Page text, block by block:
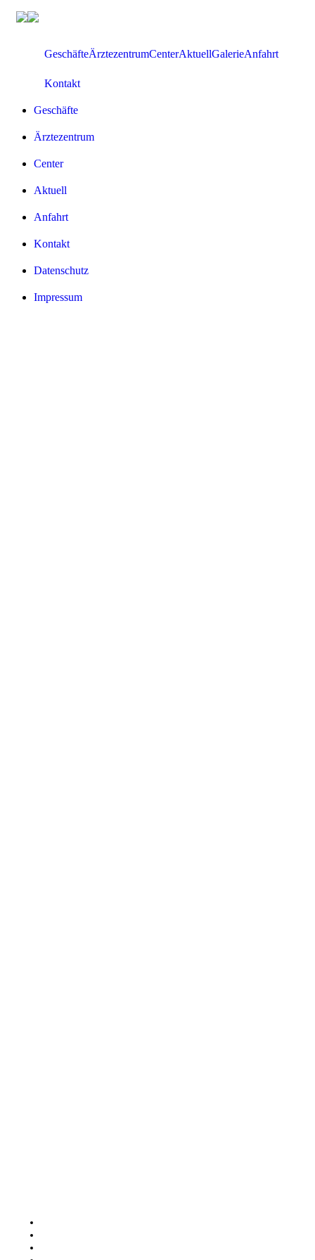
Zum
GeschäfteÄrztezentrumCenterAktuellGalerieAnfahrt
Kontakt
Geschäfte
Ärztezentrum
Center
Aktuell
Anfahrt
Kontakt
Datenschutz
Impressum